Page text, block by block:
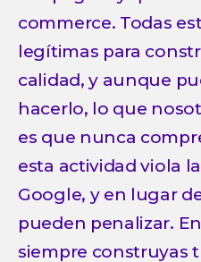
commerce. Todas
legítimas para
calidad, y aunque
hacerlo, lo que
es que nunca
esta actividad viola
Google, y en lugar
pueden penalizar.
siempre construyas